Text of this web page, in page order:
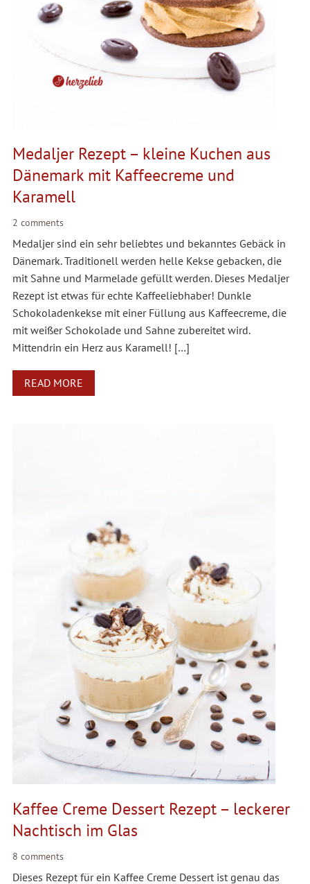
Medaljer Rezept – kleine Kuchen aus
Dänemark mit Kaffeecreme und
Karamell
2 comments
Medaljer sind ein sehr beliebtes und bekanntes Gebäck in
Dänemark. Traditionell werden helle Kekse gebacken, die
mit Sahne und Marmelade gefüllt werden. Dieses Medaljer
Rezept ist etwas für echte Kaffeeliebhaber! Dunkle
Schokoladenkekse mit einer Füllung aus Kaffeecreme, die
mit weißer Schokolade und Sahne zubereitet wird.
Mittendrin ein Herz aus Karamell! […]
READ MORE
Kaffee Creme Dessert Rezept – leckerer
Nachtisch im Glas
8 comments
Dieses Rezept für ein Kaffee Creme Dessert ist genau das